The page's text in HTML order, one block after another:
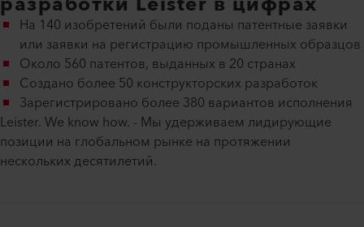
На 140 изобретений были поданы патентные заявки
или заявки на регистрацию промышленных образцов
Около 560 патентов, выданных в 20 странах
Создано более 50 конструкторских разработок
Зарегистрировано более 380 вариантов исполнения
Leister. We know how. - Мы удерживаем лидирующие
позиции на глобальном рынке на протяжении
нескольких десятилетий.